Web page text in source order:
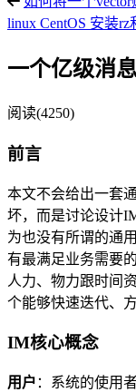
linux CentOS 安装rz
一个亿级消
阅读(4250)
前言
本文不会给出一套
坏，而是讨论设计
为也没有所谓的通
有最满足业务需要
人力、物力跟时间
个能够快速迭代、
IM核心概念
用户 ：系统的使用